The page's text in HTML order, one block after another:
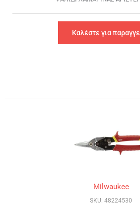
Καλέστε για
Milwaukee
SKU: 48224530